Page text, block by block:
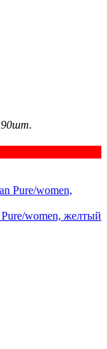
women, желтый